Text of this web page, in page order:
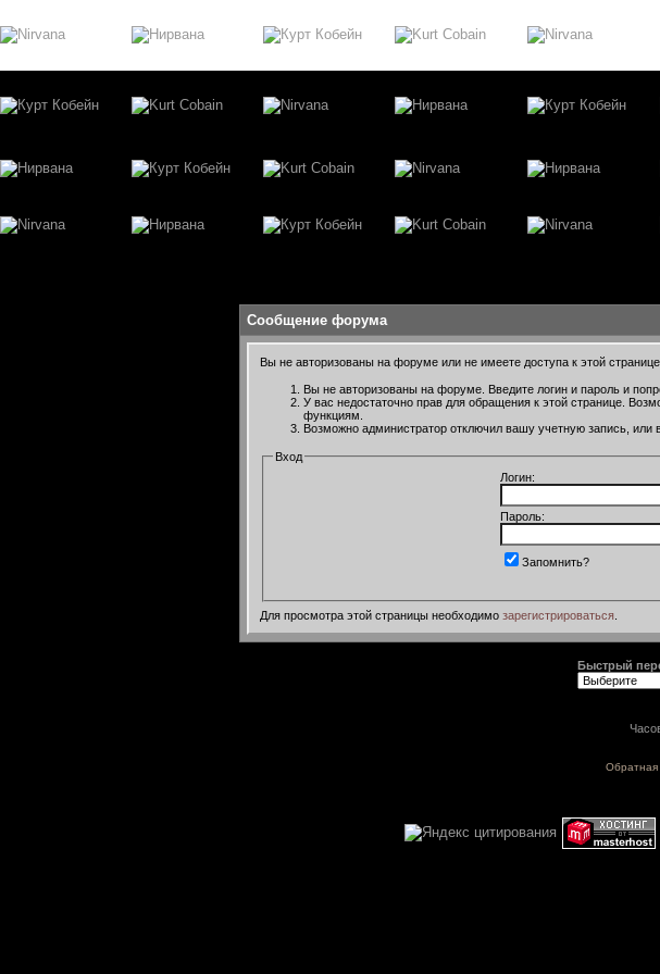
Сообщение форума
Вы не авторизованы на форуме или не имеете доступа к этой
Вы не авторизованы на форуме. Введите логин и пароль и
У вас недостаточно прав для обращения к этой странице.
функциям.
Возможно администратор отключил вашу учетную запись, или
Вход
Логин:
Пароль:
Запомнить?
Для просмотра этой страницы необходимо зарегистрироваться.
Быстрый
Обратная